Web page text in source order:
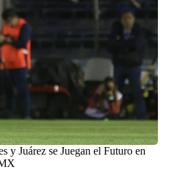
y Juárez se Juegan el Futuro en